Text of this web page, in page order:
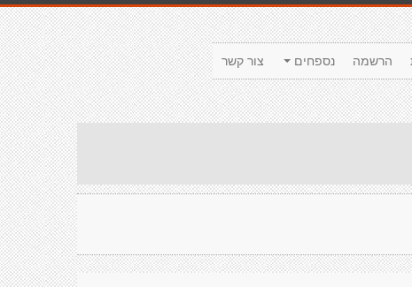
צור קשר נספחים הרשמה